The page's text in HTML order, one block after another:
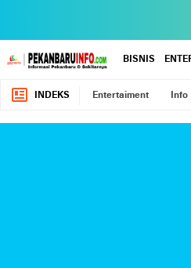
BISNIS
INDEKS Entertaiment